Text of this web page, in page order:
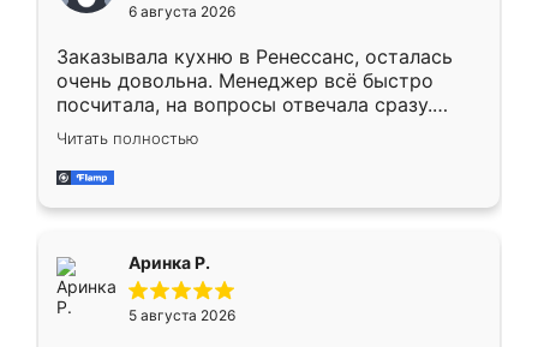
6 августа 2026
Заказывала кухню в Ренессанс, осталась
очень довольна. Менеджер всё быстро
посчитала, на вопросы отвечала сразу.
Замерщик приехал в субботу, подошёл к
делу со всей ответственностью. Собрали
за день, ребята работали аккуратно, даже
Читать полностью
Аринка Р.
5 августа 2026